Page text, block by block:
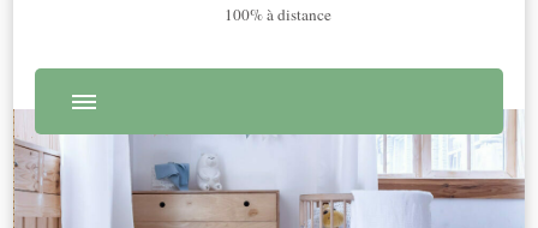
100% à distance